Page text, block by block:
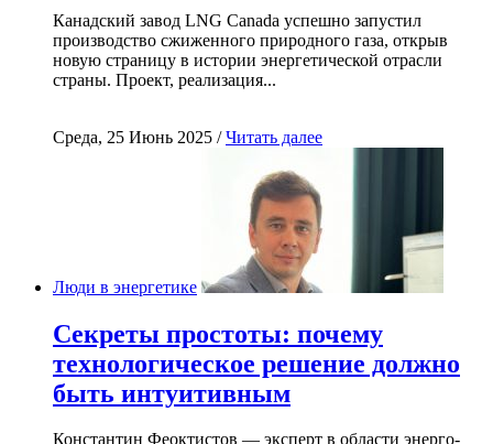
Канадский завод LNG Canada успешно запустил
производство сжиженного природного газа, открыв
новую страницу в истории энергетической отрасли
страны. Проект, реализация...
Среда, 25 Июнь 2025 /Читать далее
Люди в энергетике
Секреты простоты: почему
технологическое решение должно
быть интуитивным
Константин Феоктистов — эксперт в области энерго-